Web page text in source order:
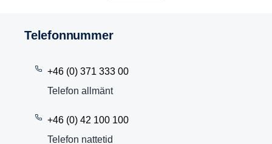
Telefon­nummer
+46 (0) 371 333 00
Telefon allmänt
+46 (0) 42 100 100
Telefon nattetid